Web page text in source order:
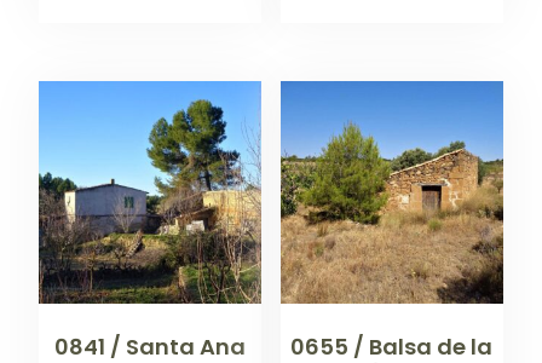
0841 / Santa Ana
0655 / Balsa de la